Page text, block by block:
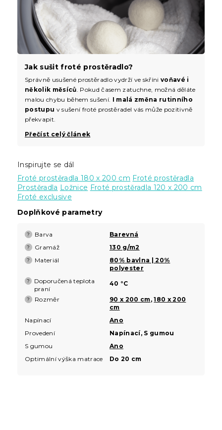
Jak sušit froté prostěradlo?
Správně usušené prostěradlo vydrží ve skříni voňavé i
několik měsíců. Pokud časem zatuchne, možná děláte
malou chybu během sušení. I malá změna rutinního
postupu v sušení froté prostěradel vás může pozitivně
překvapit.
Přečíst celý článek
Inspirujte se dál
Froté prostěradla 180 x 200 cm Froté prostěradla
Prostěradla Ložnice Froté prostěradla 120 x 200 cm
Froté exclusive
Doplňkové parametry
? Barva Barevná
? Gramáž 130 g/m2
? Materiál
80% bavlna | 20%
polyester
?
Doporučená teplota
praní
40 °C
? Rozměr 90 x 200 cm,180 x 200
cm
Napínací
Ano
Provedení
Napínací, S gumou
S gumou
Ano
Optimální výška matrace
Do 20 cm